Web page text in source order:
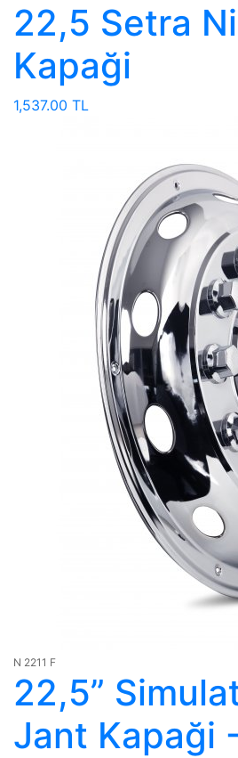
22,5 Setra
Kapaği
1,537.00 TL
N 2211 F
22,5”
Jant Kapaği